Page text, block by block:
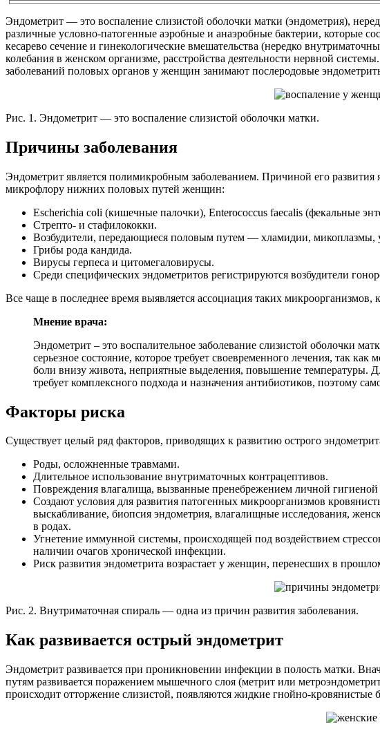
Эндометрит — это воспаление слизистой оболочки матки (эндометрия),
различные условно-патогенные аэробные и анаэробные бактерии,
кесарево сечение и гинекологические вмешательства (нередко
колебания в женском организме, расстройства деятельности нервной
заболеваний половых органов у женщин занимают послеродовые
Рис. 1. Эндометрит — это воспаление слизистой оболочки матки.
Причины заболевания
Эндометрит является полимикробным заболеванием. Причиной его
микрофлору нижних половых путей женщин:
Escherichia coli (кишечные палочки), Enterococcus faecalis (фекальные
Стрепто- и стафилококки.
Возбудители, передающиеся половым путем — хламидии, микоплазмы,
Грибы рода кандида.
Вирусы герпеса и цитомегаловирусы.
Среди специфических эндометритов регистрируются возбудители
Все чаще в последнее время выявляется ассоциация таких микроорганизмов,
Мнение врача:
Эндометрит – это воспалительное заболевание слизистой оболочки
серьезное состояние, которое требует своевременного лечения, так
боли внизу живота, неприятные выделения, повышение температуры.
требует комплексного подхода и назначения антибиотиков, поэтому
Факторы риска
Существует целый ряд факторов, приводящих к развитию острого
Роды, осложненные травмами.
Длительное использование внутриматочных контрацептивов.
Повреждения влагалища, вызванные пренебрежением личной
Создают условия для развития патогенных микроорганизмов
выскабливание, биопсия эндометрия, влагалищные исследования,
в родах.
Угнетение иммунной системы, происходящей под воздействием
наличии очагов хронической инфекции.
Риск развития эндометрита возрастает у женщин, перенесших в
Рис. 2. Внутриматочная спираль — одна из причин развития заболевания.
Как развивается острый эндометрит
Эндометрит развивается при проникновении инфекции в полость матки.
путям развивается поражением мышечного слоя (метрит или
происходит отторжение слизистой, появляются жидкие гнойно-кровянистые